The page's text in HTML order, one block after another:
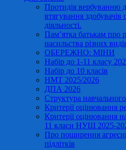
Протидія вербуванню
втягування здобувачів
діяльності.
Пам’ятка батькам про
насильства різних
ОБЕРЕЖНО: МІНИ
Набір до 1-11 класу
Набір до 10 класів
НМТ 2025/2026
ДПА 2026
Структура
Критерії оцінювання
Критерії оцінювання
11 класи НУШ 2025-
Про поширення
підлітків